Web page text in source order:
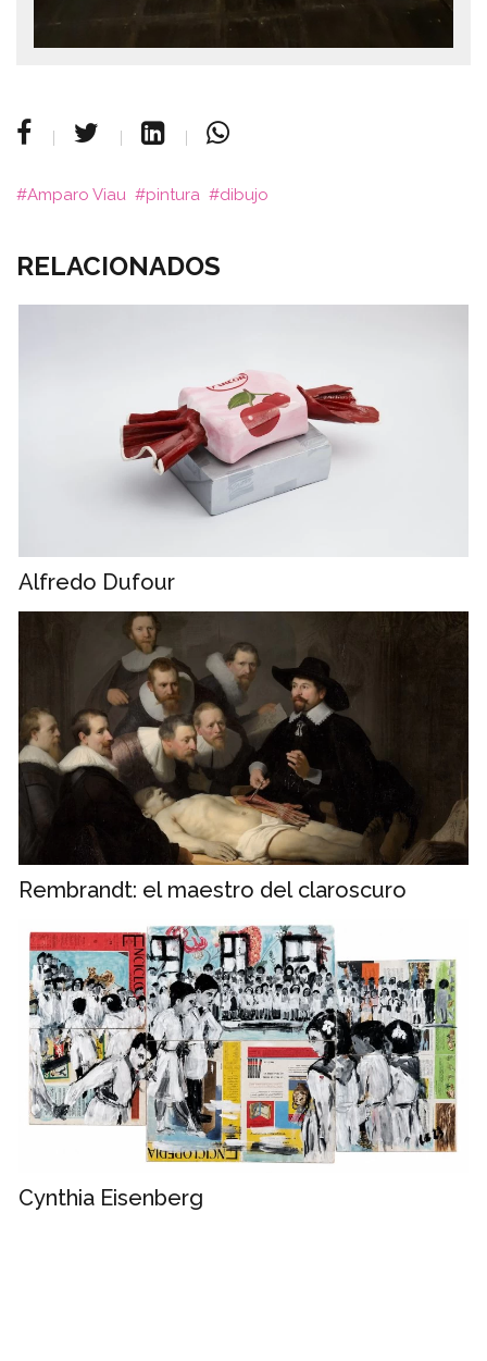
Amparo Viau pintura dibujo
RELACIONADOS
Alfredo Dufour
Rembrandt: el maestro del claroscuro
Cynthia Eisenberg